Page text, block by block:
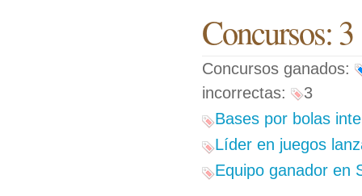
Concursos: 3
Concursos ganados:
incorrectas:
3
Bases por bolas
Líder en juegos
Equipo ganador en